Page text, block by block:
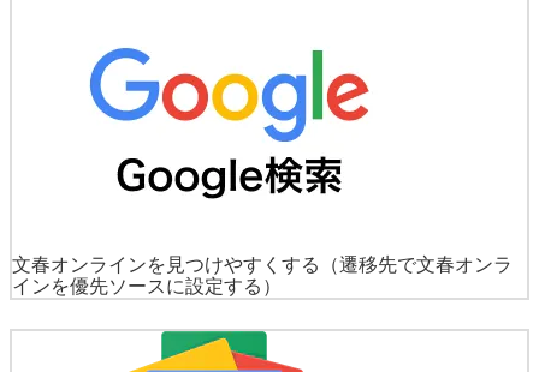
文春オンラインを見つけやすくする
（遷移先で文春オンラ
インを優先ソースに設定する）